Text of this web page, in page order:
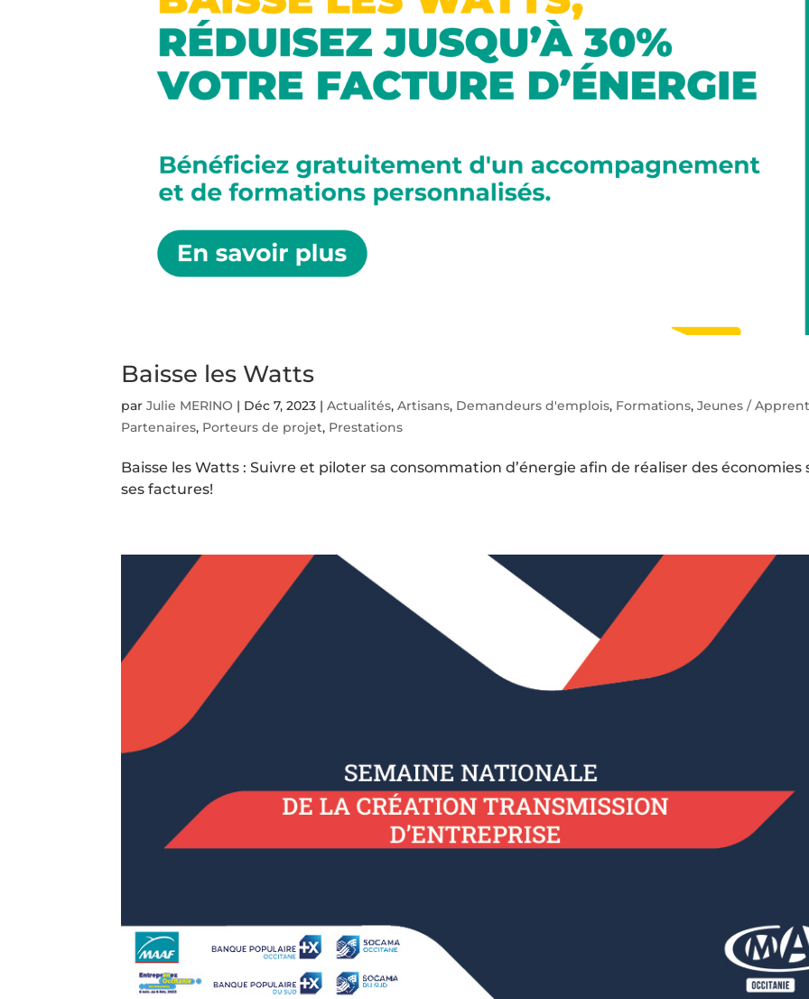
Baisse les Watts
parJulie MERINO | Déc 7, 2023 |Actualités,Artisans, Demandeurs d'emplois, Formations,Jeunes /
Partenaires, Porteurs de projet, Prestations
Baisse les Watts : Suivre et piloter sa consommation d’énergie afin de réaliser des économies
ses factures!